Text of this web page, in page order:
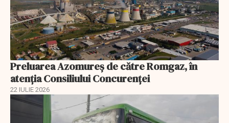
Preluarea Azomureş de către Romgaz, în
atenţia Consiliului Concurenţei
22 IULIE 2026